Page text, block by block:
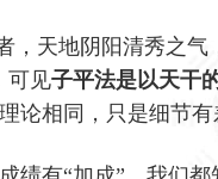
，天地阴阳清秀之气
可见子平法是以天干
论相同，只是细节有